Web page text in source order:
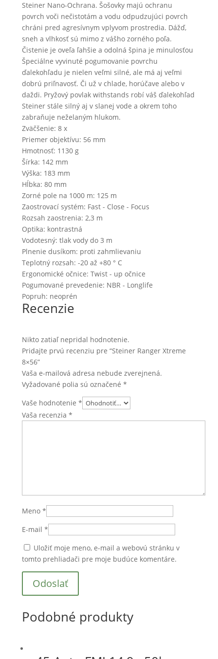
Steiner Nano-Ochrana. Šošovky majú ochranu
povrch voči nečistotám a vodu odpudzujúci povrch
chráni pred agresívnym vplyvom prostredia. Dážď,
sneh a vlhkosť sú mimo z vášho zorného poľa.
Čistenie je oveľa ľahšie a odolná špina je minulosťou
Špeciálne vyvinuté pogumovanie povrchu
ďalekohľadu je nielen veľmi silné, ale má aj veľmi
dobrú priľnavosť. Či už v chlade, horúčave alebo v
daždi. Pryžový povlak withstands robí váš ďalekohľad
Steiner stále silný aj v slanej vode a okrem toho
zabraňuje neželaným hlukom.
Zväčšenie: 8 x
Priemer objektívu: 56 mm
Hmotnosť: 1130 g
Šírka: 142 mm
Výška: 183 mm
Hĺbka: 80 mm
Zorné pole na 1000 m: 125 m
Zaostrovací systém: Fast - Close - Focus
Rozsah zaostrenia: 2,3 m
Optika: kontrastná
Vodotesný: tlak vody do 3 m
Plnenie dusíkom: proti zahmlievaniu
Teplotný rozsah: -20 až +80 ° C
Ergonomické očnice: Twist - up očnice
Pogumované prevedenie: NBR - Longlife
Popruh: neoprén
Recenzie
Nikto zatiaľ nepridal hodnotenie.
Pridajte prvú recenziu pre “Steiner Ranger Xtreme
8×56”
Vaša e-mailová adresa nebude zverejnená.
Vyžadované polia sú označené *
Vaše hodnotenie *
Vaša recenzia *
Meno *
E-mail *
Uložiť moje meno, e-mail a webovú stránku v
tomto prehliadači pre moje budúce komentáre.
Podobné produkty